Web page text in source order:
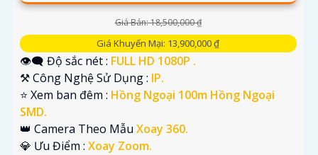
Giá Bán: 18,500,000 ₫
Giá Khuyến Mại: 13,900,000 ₫
👁️‍🗨 Độ sắc nét : FULL HD 1080P .
⚒ Công Nghệ Sử Dụng : IP.
⭐ Xem ban đêm : Hồng Ngoại 100m Hồng Ngoại
SMD.
👑 Camera Theo Mẫu Xoay 360.
️💎 Ưu Điểm : Xoay Zoom.